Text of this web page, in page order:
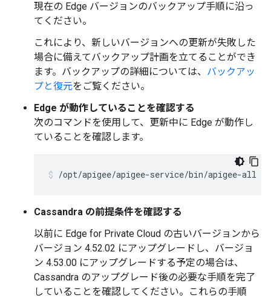
現在の Edge バージョンのバックアップ手順に沿っ
てください。
これにより、新しいバージョンへの更新が失敗した
場合に備えてバックアップ計画を立てることができ
ます。バックアップの詳細については、 バックアッ
プと復元をご覧ください。
Edge が動作していることを確認する
次のコマンドを使用して、更新中に Edge が動作し
ていることを確認します。
/opt/apigee/apigee-service/bin/apigee-all
Cassandra の前提条件を確認する
以前に Edge for Private Cloud の古いバージョンから
バージョン 4.52.02 にアップグレードし、バージョ
ン 4.53.00 にアップグレードする予定の場合は、
Cassandra のアップグレード後の必要な手順を完了
していることを確認してください。これらの手順